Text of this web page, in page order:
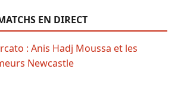
EN DIRECT
: Anis Hadj Moussa et les
Newcastle